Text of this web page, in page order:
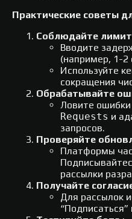
Практические советы
Соблюдайте
Вводите
(например, 1-2
Используйте
сокращения
Обрабатывайте
Ловите
Requests и
запросов.
Проверяйте
Платформы
рассылки
Получайте
Для рассылок